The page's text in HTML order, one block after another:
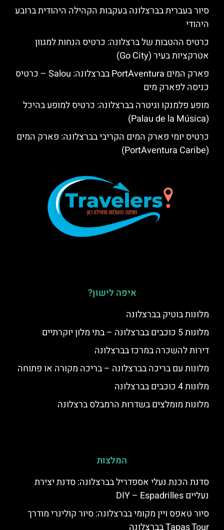
סיור בעברית בברצלונה בעקבות הקהילה היהודית ברובע
היהודי
כרטיס ההטבות של ברצלונה: כרטיס הנחות למגוון
אטרקציות בעיר (Go City)
פארק המים PortAventura בברצלונה: Salou – כרטיס
כניסה לפארק מים
מופע פלמנקו וגיטרה בברצלונה: כרטיס למופע בהיכל
(Palau de la Música)
כרטיס יומי פארק המים הקריבי בברצלונה: פארק המים
(PortAventura Caribe)
איפה לישון?
מלונות בוטיק בברצלונה
מלונות 5 כוכבים בברצלונה – בתי מלון יוקרתיים
דירות להשכרה במרכז בברצלונה
מלונות עם בריכה בברצלונה – בריכה מקורה או פתוחה
מלונות 4 כוכבים בברצלונה
מלונות מומלצים בשדרות הרמבלס ברצלונה
המלצות
סדנת הכנת נעלי אספדריל בברצלונה: סדנת יצירת
נעליים DIY – Espadrilles
סיור טאפס ויין מקומי בברצלונה: סיור קולינרי מודרך
Tapas Tour בברצלונה